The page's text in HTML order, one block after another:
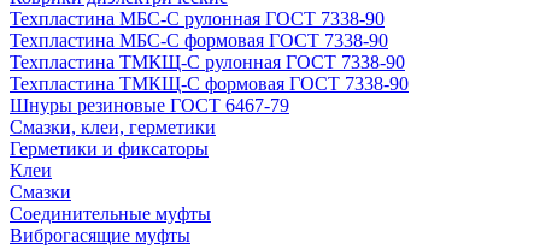
Техпластина МБС-С рулонная ГОСТ 7338-90
Техпластина МБС-С формовая ГОСТ 7338-90
Техпластина ТМКЩ-С рулонная ГОСТ 7338-90
Техпластина ТМКЩ-С формовая ГОСТ 7338-90
Шнуры резиновые ГОСТ 6467-79
Смазки, клеи, герметики
Герметики и фиксаторы
Клеи
Смазки
Соединительные муфты
Виброгасящие муфты